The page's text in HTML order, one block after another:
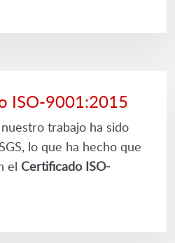
ISO-9001:2015
trabajo ha sido
lo que ha hecho que
el Certificado ISO-